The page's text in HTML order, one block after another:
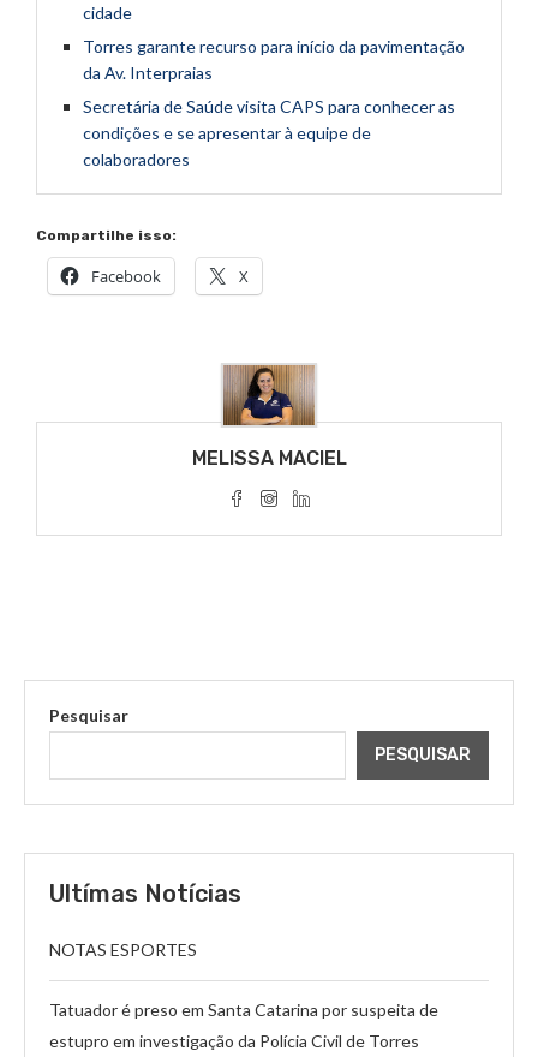
cidade
Torres garante recurso para início da pavimentação
da Av. Interpraias
Secretária de Saúde visita CAPS para conhecer as
condições e se apresentar à equipe de
colaboradores
Compartilhe isso:
Facebook X
MELISSA MACIEL
Pesquisar
PESQUISAR
Ultímas Notícias
NOTAS ESPORTES
Tatuador é preso em Santa Catarina por suspeita de
estupro em investigação da Polícia Civil de Torres